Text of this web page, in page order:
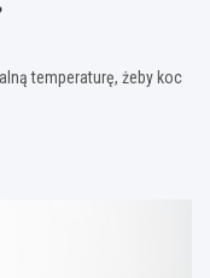
temperaturę, żeby koc